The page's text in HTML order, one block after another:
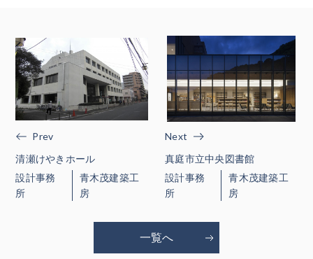
Prev
清瀬けやきホール
設計事務
所
青木茂建築工
房
Next
真庭市立中央図書館
設計事務
所
青木茂建築工
房
一覧へ